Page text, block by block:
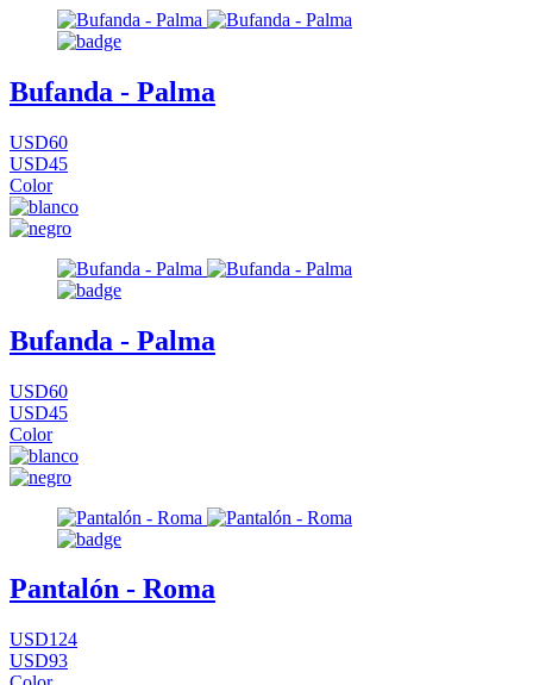
Bufanda - Palma
USD60
USD45
Color
Bufanda - Palma
USD60
USD45
Color
Pantalón - Roma
USD124
USD93